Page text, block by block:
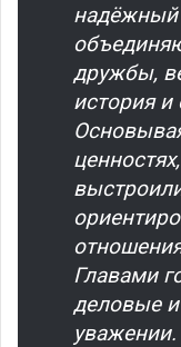
дружбы,
история
Главами
деловые